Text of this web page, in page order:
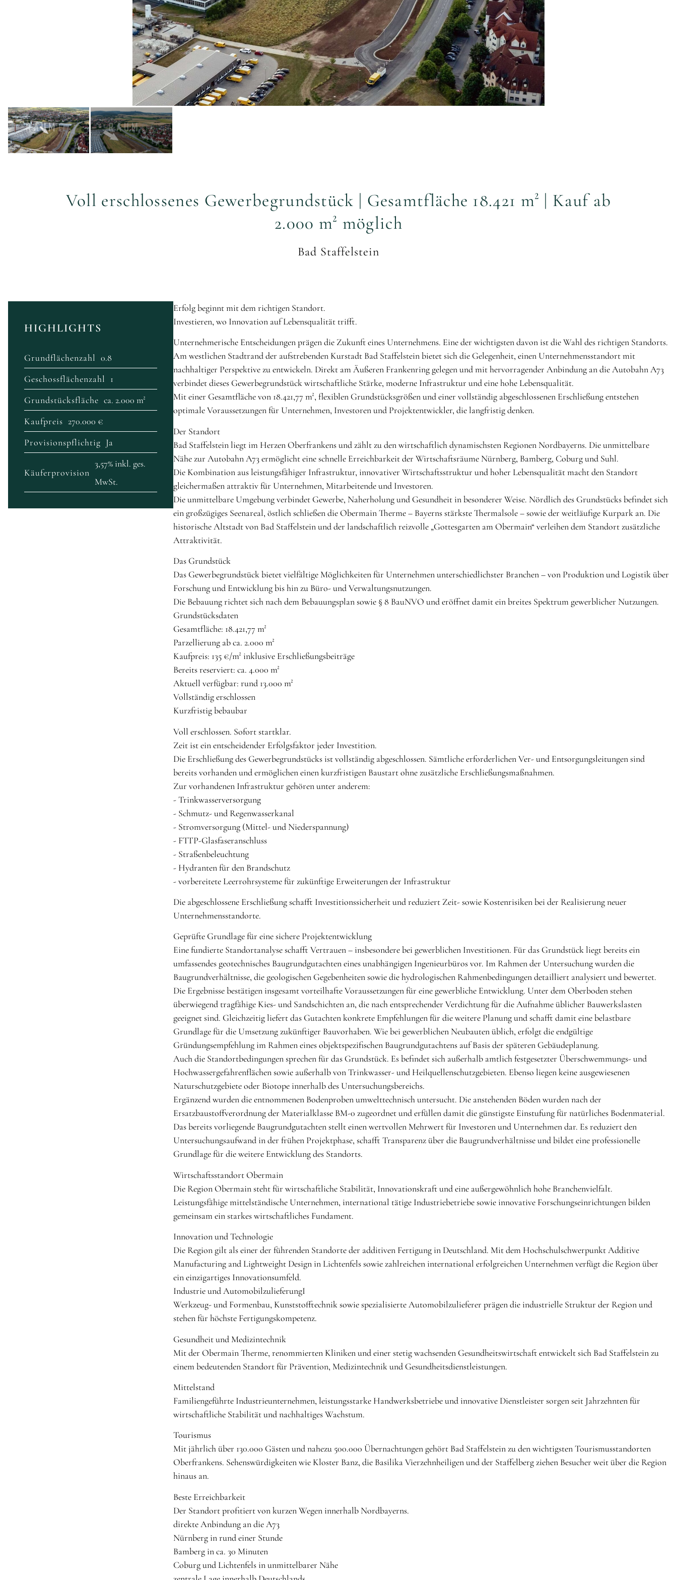
Voll erschlossenes Gewerbegrundstück | Gesamtfläche 18.421 m² | Kauf ab
2.000 m² möglich
Bad Staffelstein
HIGHLIGHTS
Grundflächenzahl 0.8
Geschossflächenzahl 1
Grundstücksfläche ca. 2.000 m²
Kaufpreis 270.000 €
Provisionspflichtig Ja
Käuferprovision
3,57% inkl. ges.
MwSt.
Erfolg beginnt mit dem richtigen Standort.
Investieren, wo Innovation auf Lebensqualität trifft.
Unternehmerische Entscheidungen prägen die Zukunft eines Unternehmens. Eine der wichtigsten davon ist die Wahl des richtigen Standorts.
Am westlichen Stadtrand der aufstrebenden Kurstadt Bad Staffelstein bietet sich die Gelegenheit, einen Unternehmensstandort mit
nachhaltiger Perspektive zu entwickeln. Direkt am Äußeren Frankenring gelegen und mit hervorragender Anbindung an die Autobahn A73
verbindet dieses Gewerbegrundstück wirtschaftliche Stärke, moderne Infrastruktur und eine hohe Lebensqualität.
Mit einer Gesamtfläche von 18.421,77 m², flexiblen Grundstücksgrößen und einer vollständig abgeschlossenen Erschließung entstehen
optimale Voraussetzungen für Unternehmen, Investoren und Projektentwickler, die langfristig denken.
Der Standort
Bad Staffelstein liegt im Herzen Oberfrankens und zählt zu den wirtschaftlich dynamischsten Regionen Nordbayerns. Die unmittelbare
Nähe zur Autobahn A73 ermöglicht eine schnelle Erreichbarkeit der Wirtschaftsräume Nürnberg, Bamberg, Coburg und Suhl.
Die Kombination aus leistungsfähiger Infrastruktur, innovativer Wirtschaftsstruktur und hoher Lebensqualität macht den Standort
gleichermaßen attraktiv für Unternehmen, Mitarbeitende und Investoren.
Die unmittelbare Umgebung verbindet Gewerbe, Naherholung und Gesundheit in besonderer Weise. Nördlich des Grundstücks befindet sich
ein großzügiges Seenareal, östlich schließen die Obermain Therme – Bayerns stärkste Thermalsole – sowie der weitläufige Kurpark an. Die
historische Altstadt von Bad Staffelstein und der landschaftlich reizvolle „Gottesgarten am Obermain“ verleihen dem Standort zusätzliche
Attraktivität.
Das Grundstück
Das Gewerbegrundstück bietet vielfältige Möglichkeiten für Unternehmen unterschiedlichster Branchen – von Produktion und Logistik über
Forschung und Entwicklung bis hin zu Büro- und Verwaltungsnutzungen.
Die Bebauung richtet sich nach dem Bebauungsplan sowie § 8 BauNVO und eröffnet damit ein breites Spektrum gewerblicher Nutzungen.
Grundstücksdaten
Gesamtfläche: 18.421,77 m²
Parzellierung ab ca. 2.000 m²
Kaufpreis: 135 €/m² inklusive Erschließungsbeiträge
Bereits reserviert: ca. 4.000 m²
Aktuell verfügbar: rund 13.000 m²
Vollständig erschlossen
Kurzfristig bebaubar
Voll erschlossen. Sofort startklar.
Zeit ist ein entscheidender Erfolgsfaktor jeder Investition.
Die Erschließung des Gewerbegrundstücks ist vollständig abgeschlossen. Sämtliche erforderlichen Ver- und Entsorgungsleitungen sind
bereits vorhanden und ermöglichen einen kurzfristigen Baustart ohne zusätzliche Erschließungsmaßnahmen.
Zur vorhandenen Infrastruktur gehören unter anderem:
- Trinkwasserversorgung
- Schmutz- und Regenwasserkanal
- Stromversorgung (Mittel- und Niederspannung)
- FTTP-Glasfaseranschluss
- Straßenbeleuchtung
- Hydranten für den Brandschutz
- vorbereitete Leerrohrsysteme für zukünftige Erweiterungen der Infrastruktur
Die abgeschlossene Erschließung schafft Investitionssicherheit und reduziert Zeit- sowie Kostenrisiken bei der Realisierung neuer
Unternehmensstandorte.
Geprüfte Grundlage für eine sichere Projektentwicklung
Eine fundierte Standortanalyse schafft Vertrauen – insbesondere bei gewerblichen Investitionen. Für das Grundstück liegt bereits ein
umfassendes geotechnisches Baugrundgutachten eines unabhängigen Ingenieurbüros vor. Im Rahmen der Untersuchung wurden die
Baugrundverhältnisse, die geologischen Gegebenheiten sowie die hydrologischen Rahmenbedingungen detailliert analysiert und bewertet.
Die Ergebnisse bestätigen insgesamt vorteilhafte Voraussetzungen für eine gewerbliche Entwicklung. Unter dem Oberboden stehen
überwiegend tragfähige Kies- und Sandschichten an, die nach entsprechender Verdichtung für die Aufnahme üblicher Bauwerkslasten
geeignet sind. Gleichzeitig liefert das Gutachten konkrete Empfehlungen für die weitere Planung und schafft damit eine belastbare
Grundlage für die Umsetzung zukünftiger Bauvorhaben. Wie bei gewerblichen Neubauten üblich, erfolgt die endgültige
Gründungsempfehlung im Rahmen eines objektspezifischen Baugrundgutachtens auf Basis der späteren Gebäudeplanung.
Auch die Standortbedingungen sprechen für das Grundstück. Es befindet sich außerhalb amtlich festgesetzter Überschwemmungs- und
Hochwassergefahrenflächen sowie außerhalb von Trinkwasser- und Heilquellenschutzgebieten. Ebenso liegen keine ausgewiesenen
Naturschutzgebiete oder Biotope innerhalb des Untersuchungsbereichs.
Ergänzend wurden die entnommenen Bodenproben umwelttechnisch untersucht. Die anstehenden Böden wurden nach der
Ersatzbaustoffverordnung der Materialklasse BM-0 zugeordnet und erfüllen damit die günstigste Einstufung für natürliches Bodenmaterial.
Das bereits vorliegende Baugrundgutachten stellt einen wertvollen Mehrwert für Investoren und Unternehmen dar. Es reduziert den
Untersuchungsaufwand in der frühen Projektphase, schafft Transparenz über die Baugrundverhältnisse und bildet eine professionelle
Grundlage für die weitere Entwicklung des Standorts.
Wirtschaftsstandort Obermain
Die Region Obermain steht für wirtschaftliche Stabilität, Innovationskraft und eine außergewöhnlich hohe Branchenvielfalt.
Leistungsfähige mittelständische Unternehmen, international tätige Industriebetriebe sowie innovative Forschungseinrichtungen bilden
gemeinsam ein starkes wirtschaftliches Fundament.
Innovation und Technologie
Die Region gilt als einer der führenden Standorte der additiven Fertigung in Deutschland. Mit dem Hochschulschwerpunkt Additive
Manufacturing and Lightweight Design in Lichtenfels sowie zahlreichen international erfolgreichen Unternehmen verfügt die Region über
ein einzigartiges Innovationsumfeld.
Industrie und AutomobilzulieferungI
Werkzeug- und Formenbau, Kunststofftechnik sowie spezialisierte Automobilzulieferer prägen die industrielle Struktur der Region und
stehen für höchste Fertigungskompetenz.
Gesundheit und Medizintechnik
Mit der Obermain Therme, renommierten Kliniken und einer stetig wachsenden Gesundheitswirtschaft entwickelt sich Bad Staffelstein zu
einem bedeutenden Standort für Prävention, Medizintechnik und Gesundheitsdienstleistungen.
Mittelstand
Familiengeführte Industrieunternehmen, leistungsstarke Handwerksbetriebe und innovative Dienstleister sorgen seit Jahrzehnten für
wirtschaftliche Stabilität und nachhaltiges Wachstum.
Tourismus
Mit jährlich über 130.000 Gästen und nahezu 500.000 Übernachtungen gehört Bad Staffelstein zu den wichtigsten Tourismusstandorten
Oberfrankens. Sehenswürdigkeiten wie Kloster Banz, die Basilika Vierzehnheiligen und der Staffelberg ziehen Besucher weit über die Region
hinaus an.
Beste Erreichbarkeit
Der Standort profitiert von kurzen Wegen innerhalb Nordbayerns.
direkte Anbindung an die A73
Nürnberg in rund einer Stunde
Bamberg in ca. 30 Minuten
Coburg und Lichtenfels in unmittelbarer Nähe